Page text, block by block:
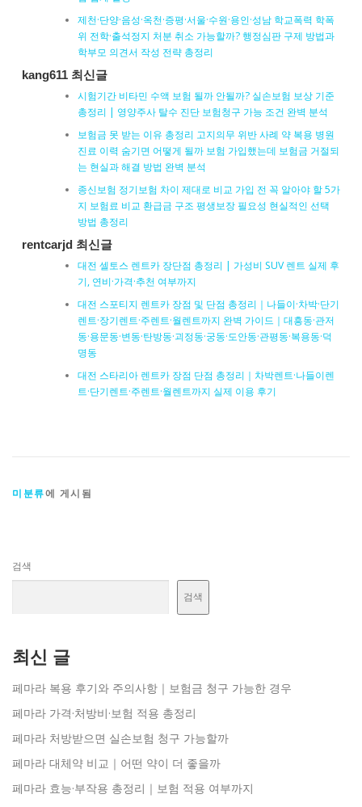
제천·단양·음성·옥천·증평·서울·수원·용인·성남 학교폭력 학폭
위 전학·출석정지 처분 취소 가능할까? 행정심판 구제 방법과
학부모 의견서 작성 전략 총정리
kang611 최신글
시험기간 비타민 수액 보험 될까 안될까? 실손보험 보상 기준
총정리 | 영양주사 탈수 진단 보험청구 가능 조건 완벽 분석
보험금 못 받는 이유 총정리 고지의무 위반 사례 약 복용 병원
진료 이력 숨기면 어떻게 될까 보험 가입했는데 보험금 거절되
는 현실과 해결 방법 완벽 분석
종신보험 정기보험 차이 제대로 비교 가입 전 꼭 알아야 할 5가
지 보험료 비교 환급금 구조 평생보장 필요성 현실적인 선택
방법 총정리
rentcarjd 최신글
대전 셀토스 렌트카 장단점 총정리 | 가성비 SUV 렌트 실제 후
기, 연비·가격·추천 여부까지
대전 스포티지 렌트카 장점 및 단점 총정리｜나들이·차박·단기
렌트·장기렌트·주렌트·월렌트까지 완벽 가이드｜대흥동·관저
동·용문동·변동·탄방동·괴정동·궁동·도안동·관평동·복용동·덕
명동
대전 스타리아 렌트카 장점 단점 총정리｜차박렌트·나들이렌
트·단기렌트·주렌트·월렌트까지 실제 이용 후기
미분류에 게시됨
검색
검색
최신 글
페마라 복용 후기와 주의사항｜보험금 청구 가능한 경우
페마라 가격·처방비·보험 적용 총정리
페마라 처방받으면 실손보험 청구 가능할까
페마라 대체약 비교｜어떤 약이 더 좋을까
페마라 효능·부작용 총정리｜보험 적용 여부까지